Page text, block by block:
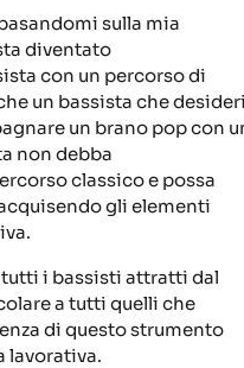
sulla mia
diventato
con un percorso di
un bassista che desideri
un brano pop con
non debba
classico e possa
gli elementi
i bassisti attratti dal
a tutti quelli che
di questo strumento
lavorativa.